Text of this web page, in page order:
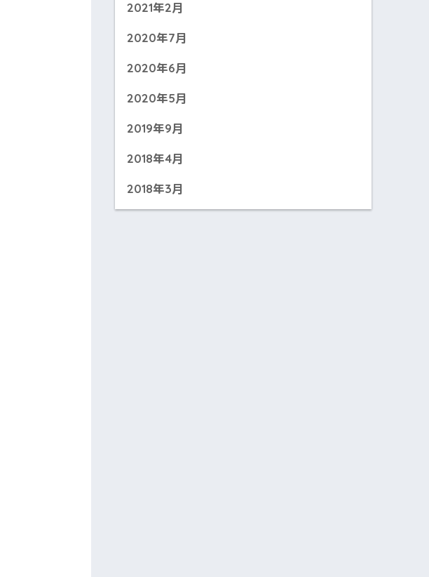
2021年2月
2020年7月
2020年6月
2020年5月
2019年9月
2018年4月
2018年3月